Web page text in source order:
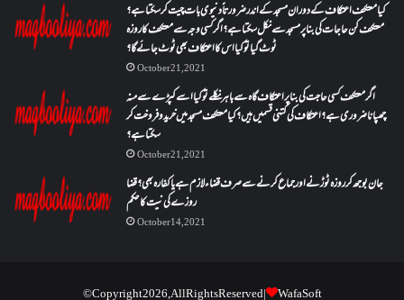
کیا معتکف اعتکاف کے دوران مسجد کے اندر ضرورتاً دنیوی بات چیت کر سکتا ہے؟
معتکف کن حاجات کی بنا پر مسجد سے نکل سکتا ہے؟ اگر کسی وجہ سے معتکف کا روزہ
ٹوٹ گیا تو کیا اس کا اعتکاف بھی ٹوٹ جائے گا؟
October 21, 2021
اگر معتکف کسی حاجت کی بنا پر اعتکاف گاہ سے باہر نکلے تو کیا اسے کپڑے سے منہ
چھپانا ضروری ہے؟اعتکاف کی کتنی قسمیں ہیں؟کیا معتکف مسجد میں خرید و فروخت کر
سکتا ہے؟
October 21, 2021
جان بوجھ کر روزہ ٹوڑنے اور جماع کرنے سے صرف قضاء لازم ہے یا کفارہ بھی؟ قضا
روزے کی نیت کا حکم
October 14, 2021
© Copyright 2026, All Rights Reserved | WafaSoft